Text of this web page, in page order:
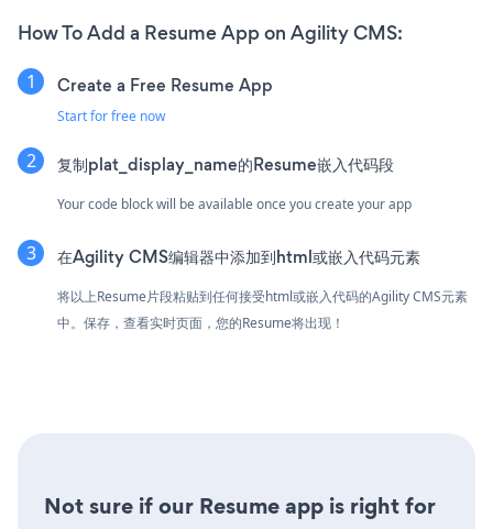
How To Add a Resume App on Agility CMS:
Create a Free Resume App
Start for free now
复制plat_display_name的Resume嵌入代码段
Your code block will be available once you create your app
在Agility CMS编辑器中添加到html或嵌入代码元素
将以上Resume片段粘贴到任何接受html或嵌入代码的Agility CMS元素
中。保存，查看实时页面，您的Resume将出现！
Not sure if our Resume app is right for